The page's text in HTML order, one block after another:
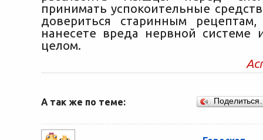
принимать успокоительные
довериться старинным
нанесете вреда нервной системе
целом.
А так же по теме: